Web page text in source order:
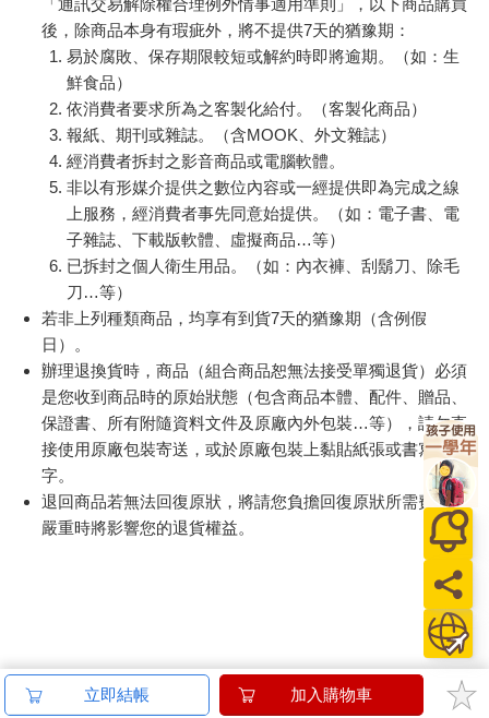
「通訊交易解除權合理例外情事適用準則」，以下商品購買
後，除商品本身有瑕疵外，將不提供7天的猶豫期：
易於腐敗、保存期限較短或解約時即將逾期。（如：生
鮮食品）
依消費者要求所為之客製化給付。（客製化商品）
報紙、期刊或雜誌。（含MOOK、外文雜誌）
經消費者拆封之影音商品或電腦軟體。
非以有形媒介提供之數位內容或一經提供即為完成之線
上服務，經消費者事先同意始提供。（如：電子書、電
子雜誌、下載版軟體、虛擬商品…等）
已拆封之個人衛生用品。（如：內衣褲、刮鬍刀、除毛
刀…等）
若非上列種類商品，均享有到貨7天的猶豫期（含例假
日）。
辦理退換貨時，商品（組合商品恕無法接受單獨退貨）必須
是您收到商品時的原始狀態（包含商品本體、配件、贈品、
保證書、所有附隨資料文件及原廠內外包裝…等），請勿直
接使用原廠包裝寄送，或於原廠包裝上黏貼紙張或書寫文
字。
退回商品若無法回復原狀，將請您負擔回復原狀所需費用，
嚴重時將影響您的退貨權益。
立即結帳 加入購物車